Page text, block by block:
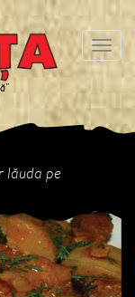
Meniu
lăuda pe
Next